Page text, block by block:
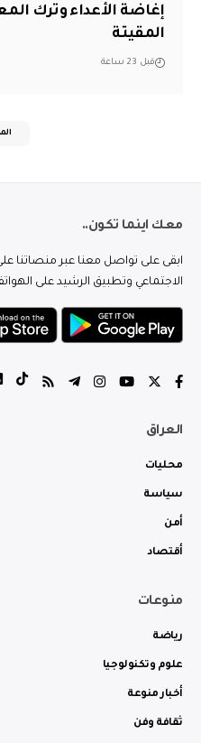
إغاضة الأعداء وترك
المقيتة
قبل 23 ساعة
معك اينما تكون..
ابقى على تواصل معنا عبر منصاتنا
الاجتماعي وتطبيق الرشيد على
العراق
محليات
سياسة
أمن
أقتصاد
منوعات
رياضة
علوم وتكنولوجيا
أخبار منوعة
ثقافة وفن